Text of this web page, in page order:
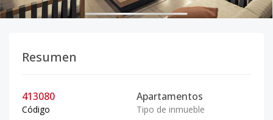
Resumen
413080
Código
Apartamentos
Tipo de inmueble